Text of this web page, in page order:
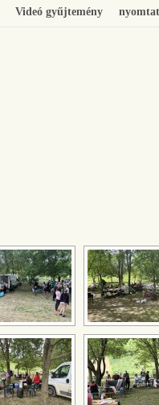
Videó gyűjtemény